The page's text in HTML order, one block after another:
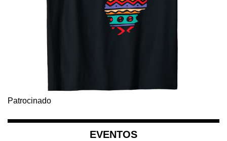
Patrocinado
EVENTOS